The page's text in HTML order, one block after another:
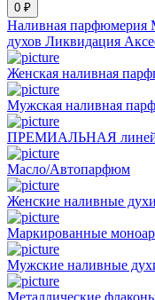
0 ₽
Наливная парфюмерия
духов Ликвидация
Женская наливная
Мужская наливная
ПРЕМИАЛЬНАЯ
Масло/Автопарфюм
Женские наливные духи
Маркированные
Мужские наливные
Металлические